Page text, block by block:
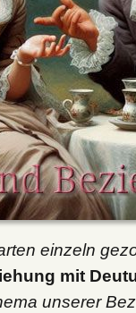
einzeln
mit
unserer